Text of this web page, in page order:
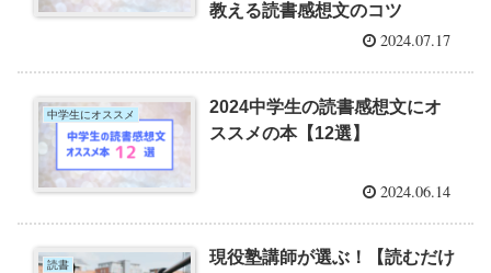
教える読書感想文のコツ
2024.07.17
中学生にオススメ
2024中学生の読書感想文にオ
ススメの本【12選】
2024.06.14
読書
現役塾講師が選ぶ！【読むだけ